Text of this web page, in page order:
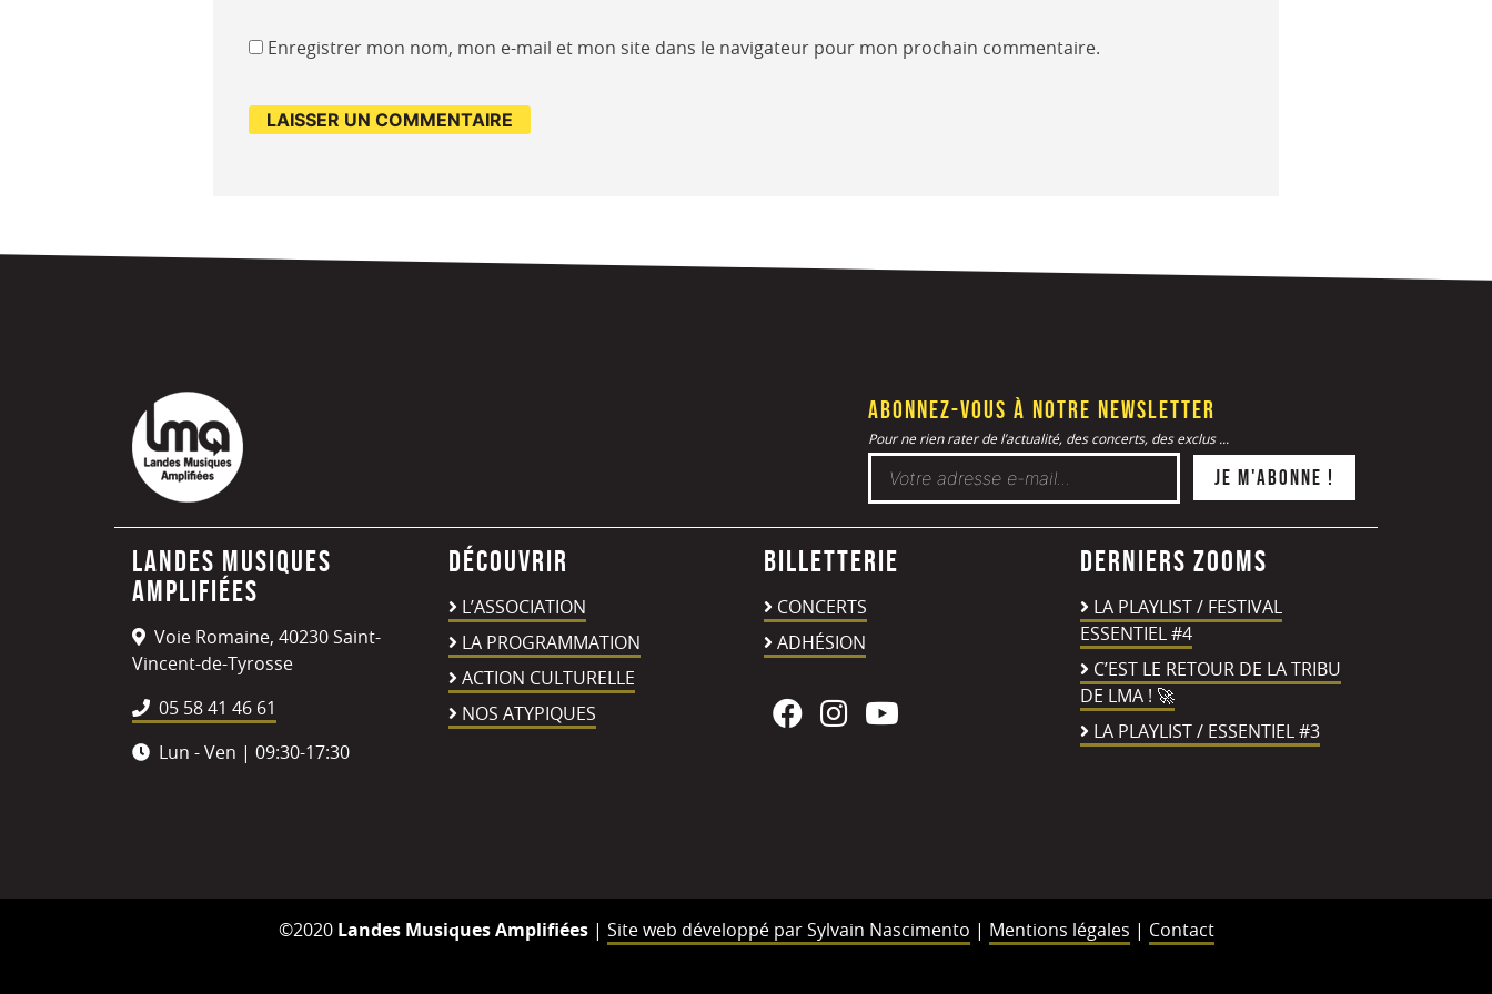
Enregistrer mon nom, mon e-mail et mon site dans le navigateur pour mon prochain commentaire.
Abonnez-vous à notre newsletter
Pour ne rien rater de l’actualité, des concerts, des exclus ...
Landes Musiques
Amplifiées
Voie Romaine, 40230 Saint-
Vincent-de-Tyrosse
05 58 41 46 61
Lun - Ven | 09:30-17:30
Découvrir
L’ASSOCIATION
LA PROGRAMMATION
ACTION CULTURELLE
NOS ATYPIQUES
Billetterie
CONCERTS
ADHÉSION
Derniers zooms
LA PLAYLIST / FESTIVAL
ESSENTIEL #4
C’EST LE RETOUR DE LA TRIBU
DE LMA ! 🚀
LA PLAYLIST / ESSENTIEL #3
©2020 Landes Musiques Amplifiées| Site web développé par Sylvain Nascimento | Mentions légales | Contact